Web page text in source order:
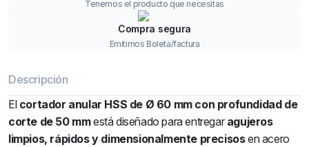
Tenemos el producto que necesitas
Compra segura
Emitimos Boleta/factura
Descripción
El cortador anular HSS de Ø 60 mm con profundidad de
corte de 50 mmestá diseñado para entregar agujeros
limpios, rápidos y dimensionalmente precisosen acero